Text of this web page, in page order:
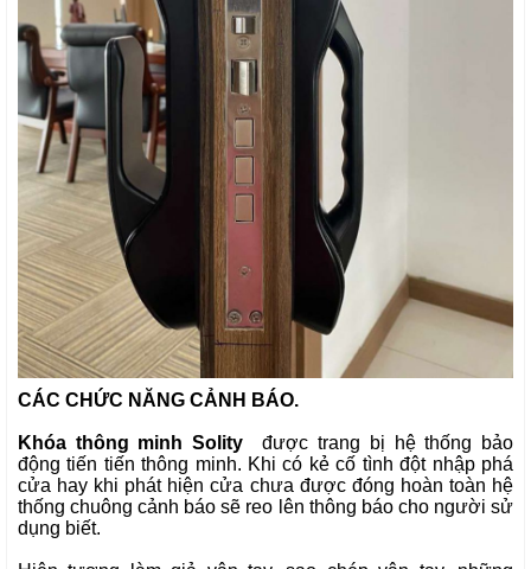
CÁC CHỨC NĂNG CẢNH BÁO.
Khóa thông minh Solity
được trang bị hệ thống bảo
động tiến tiến thông minh. Khi có kẻ cố tình đột nhập phá
cửa hay khi phát hiện cửa chưa được đóng hoàn toàn hệ
thống chuông cảnh báo sẽ reo lên thông báo cho người sử
dụng biết.